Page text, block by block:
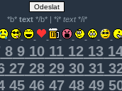
*b* text*/b* | *i* text*/i*
8910111213
2728293031
4546474849